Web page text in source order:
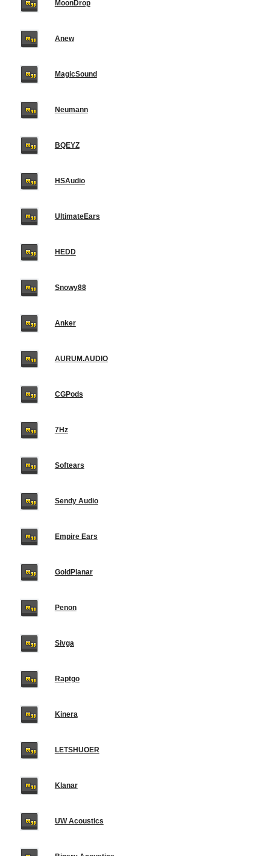
MoonDrop
Anew
MagicSound
Neumann
BQEYZ
HSAudio
UltimateEars
HEDD
Snowy88
Anker
AURUM.AUDIO
CGPods
7Hz
Softears
Sendy Audio
Empire Ears
GoldPlanar
Penon
Sivga
Raptgo
Kinera
LETSHUOER
Klanar
UW Acoustics